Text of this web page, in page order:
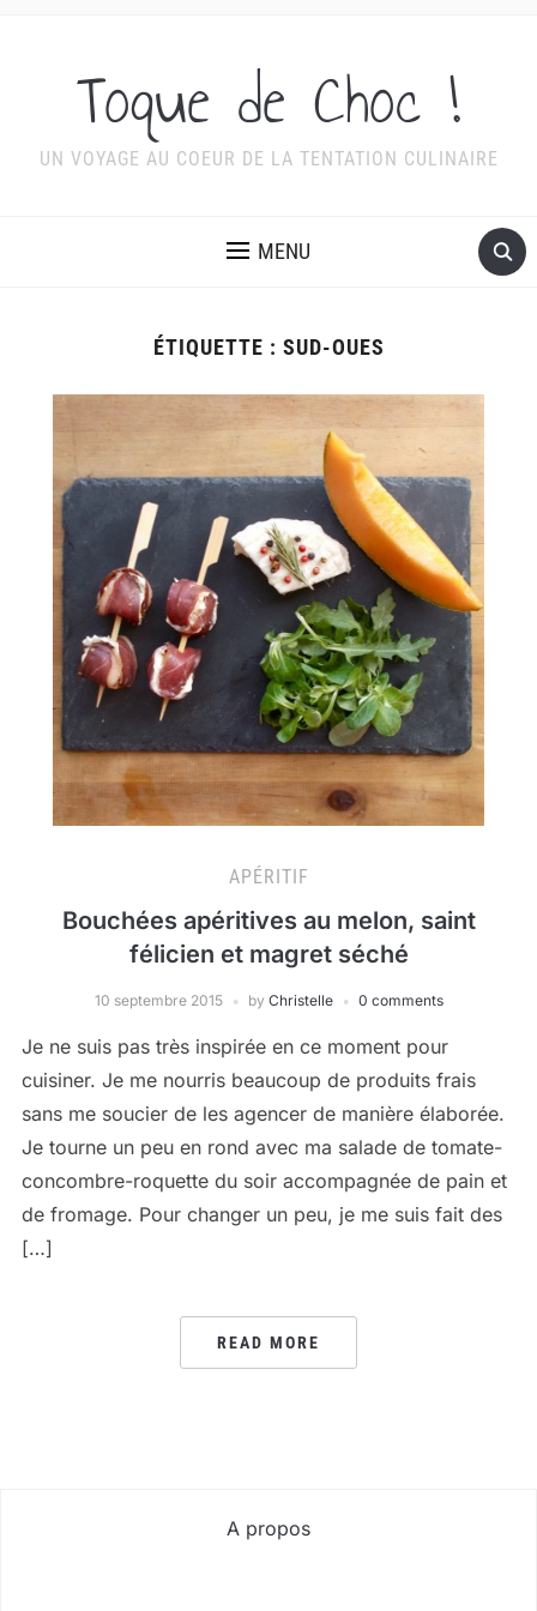
Toque de Choc !
UN VOYAGE AU COEUR DE LA TENTATION CULINAIRE
MENU
ÉTIQUETTE : SUD-OUES
APÉRITIF
Bouchées apéritives au melon, saint
félicien et magret séché
10 septembre 2015 by Christelle 0 comments
Je ne suis pas très inspirée en ce moment pour
cuisiner. Je me nourris beaucoup de produits frais
sans me soucier de les agencer de manière élaborée.
Je tourne un peu en rond avec ma salade de tomate-
concombre-roquette du soir accompagnée de pain et
de fromage. Pour changer un peu, je me suis fait des
[…]
READ MORE
A propos